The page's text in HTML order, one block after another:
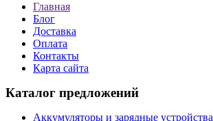
Главная
Блог
Доставка
Оплата
Контакты
Карта сайта
Каталог предложений
Аккумуляторы и зарядные устройства